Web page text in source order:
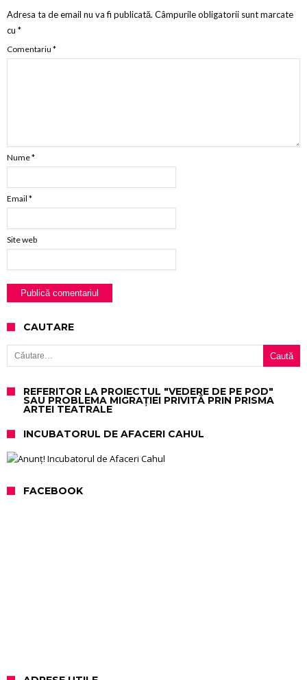
Adresa ta de email nu va fi publicată. Câmpurile obligatorii sunt marcate
cu *
Comentariu *
Nume*
Email *
Site web
CAUTARE
Caută după:
REFERITOR LA PROIECTUL "VEDERE DE PE POD"
SAU PROBLEMA MIGRAȚIEI PRIVITĂ PRIN PRISMA
ARTEI TEATRALE
INCUBATORUL DE AFACERI CAHUL
FACEBOOK